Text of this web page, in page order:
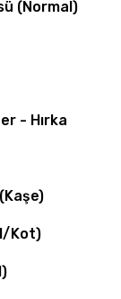
(Normal)
- Hırka
Kot)